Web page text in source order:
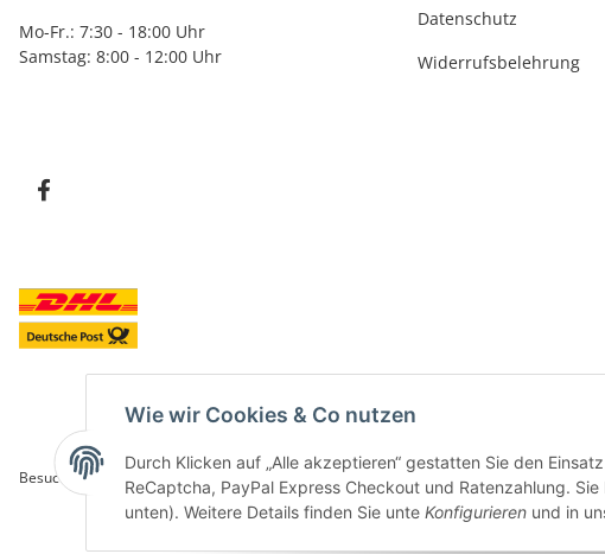
Mo-Fr.: 7:30 - 18:00 Uhr
Samstag: 8:00 - 12:00 Uhr
Datenschutz
Widerrufsbelehrung
Besucherzähler: 5848090
Wie wir Cookies & Co nutzen
Durch Klicken auf „Alle akzeptieren“ gestatten Sie den
ReCaptcha, PayPal Express Checkout und Ratenzahlung.
unten). Weitere Details finden Sie unte Konfigurieren und in